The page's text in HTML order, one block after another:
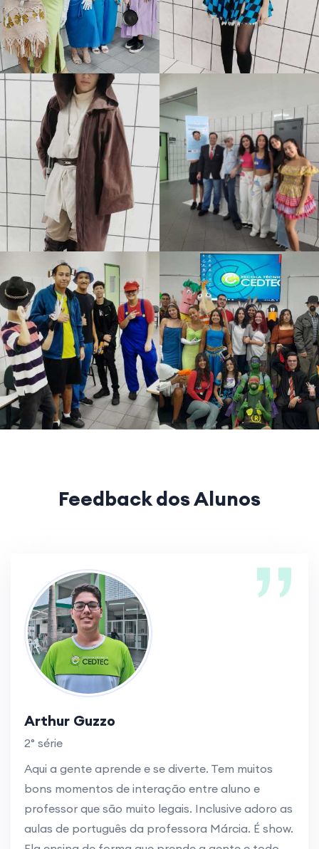
Feedback dos Alunos
Arthur Guzzo
2° série
Aqui a gente aprende e se diverte. Tem muitos
bons momentos de interação entre aluno e
professor que são muito legais. Inclusive adoro as
aulas de português da professora Márcia. É show.